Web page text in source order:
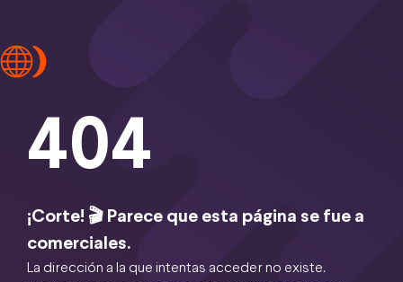
404
¡Corte! 🎬 Parece que esta página se fue a
comerciales.
La dirección a la que intentas acceder no existe.